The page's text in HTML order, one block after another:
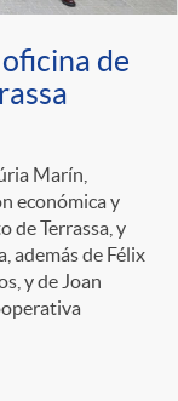
de
Marín,
económica y
de Terrassa, y
además de Félix
y de Joan